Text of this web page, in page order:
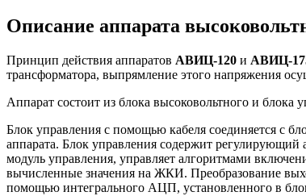
Описание аппарата
Принцип действия аппаратов АВИЦ-120 и АВИЦ-
трансформатора, выпрямление этого напряжения
Аппарат состоит из блока высоковольтного и блока
Блок управления с помощью кабеля соединяется с
аппарата. Блок управления содержит
модуль управления, управляет алгоритмами
вычисленные значения на ЖКИ. Преобразование
помощью интегрального АЦП, установленного в